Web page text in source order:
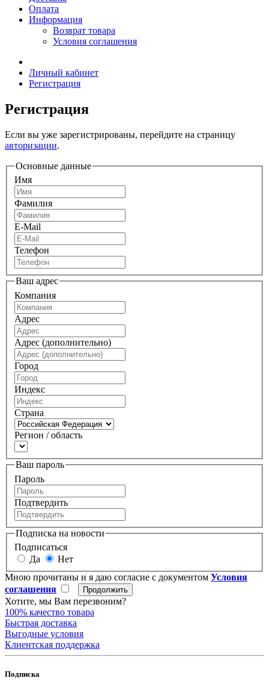
Оплата
Информация
Возврат товара
Условия соглашения
Личный кабинет
Регистрация
Регистрация
Если вы уже зарегистрированы, перейдите на страницу
авторизации.
Основные данные
Имя
Фамилия
E-Mail
Телефон
Ваш адрес
Компания
Адрес
Адрес (дополнительно)
Город
Индекс
Страна
Регион / область
Ваш пароль
Пароль
Подтвердить
Подписка на новости
Подписаться
Да
Нет
Мною прочитаны и я даю согласие с документом Условия
соглашения
Хотите, мы Вам перезвоним?
100% качество товара
Быстрая доставка
Выгодные условия
Клиентская поддержка
Подписка